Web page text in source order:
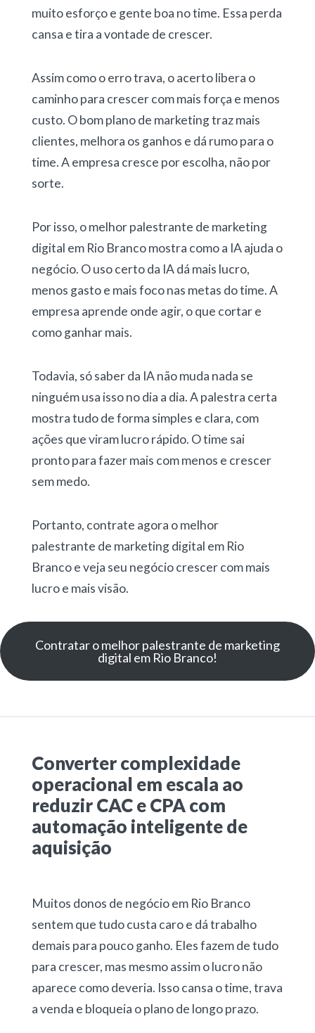
muito esforço e gente boa no time. Essa perda
cansa e tira a vontade de crescer.
Assim como o erro trava, o acerto libera o
caminho para crescer com mais força e menos
custo. O bom plano de marketing traz mais
clientes, melhora os ganhos e dá rumo para o
time. A empresa cresce por escolha, não por
sorte.
Por isso, o melhor palestrante de marketing
digital em Rio Branco mostra como a IA ajuda o
negócio. O uso certo da IA dá mais lucro,
menos gasto e mais foco nas metas do time. A
empresa aprende onde agir, o que cortar e
como ganhar mais.
Todavia, só saber da IA não muda nada se
ninguém usa isso no dia a dia. A palestra certa
mostra tudo de forma simples e clara, com
ações que viram lucro rápido. O time sai
pronto para fazer mais com menos e crescer
sem medo.
Portanto, contrate agora o melhor
palestrante de marketing digital em Rio
Branco e veja seu negócio crescer com mais
lucro e mais visão.
Contratar o melhor palestrante de marketing
digital em Rio Branco!
Converter complexidade
operacional em escala ao
reduzir CAC e CPA com
automação inteligente de
aquisição
Muitos donos de negócio em Rio Branco
sentem que tudo custa caro e dá trabalho
demais para pouco ganho. Eles fazem de tudo
para crescer, mas mesmo assim o lucro não
aparece como deveria. Isso cansa o time, trava
a venda e bloqueia o plano de longo prazo.